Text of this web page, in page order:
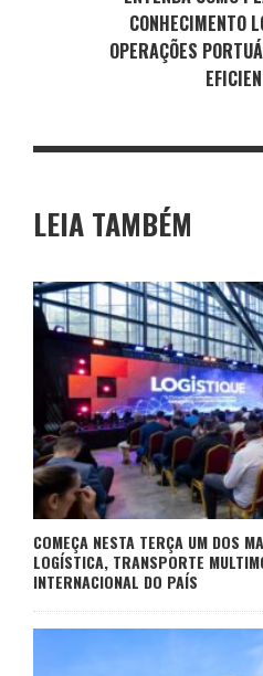
CONHECIMENTO
OPERAÇÕES
LEIA TAMBÉM
COMEÇA NESTA TERÇA UM DOS
LOGÍSTICA, TRANSPORTE
INTERNACIONAL DO PAÍS